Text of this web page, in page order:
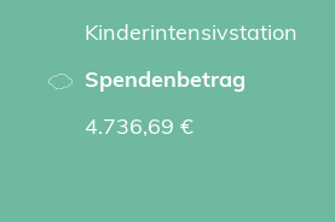
Kinderintensivstation
Spendenbetrag
4.736,69 €